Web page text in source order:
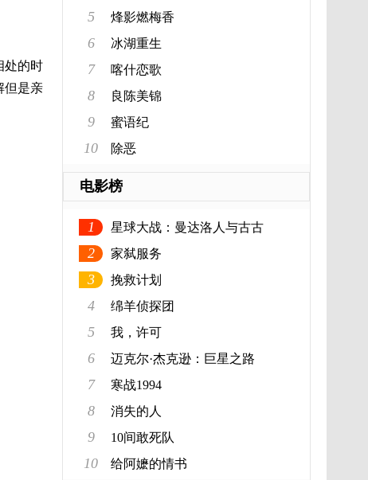
处的时
但是亲
5 烽影燃梅香
6 冰湖重生
7 喀什恋歌
8 良陈美锦
9 蜜语纪
10 除恶
电影榜
1 星球大战：曼达洛人与古古
2 家弑服务
3 挽救计划
4 绵羊侦探团
5 我，许可
6 迈克尔·杰克逊：巨星之路
7 寒战1994
8 消失的人
9 10间敢死队
10 给阿嬷的情书